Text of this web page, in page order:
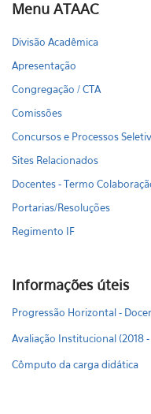
Menu ATAAC
Divisão Acadêmica
Apresentação
Congregação / CTA
Comissões
Concursos e Processos
Sites Relacionados
Docentes - Termo
Portarias/Resoluções
Regimento IF
Informações úteis
Progressão Horizontal -
Avaliação Institucional (2018
Cômputo da carga didática